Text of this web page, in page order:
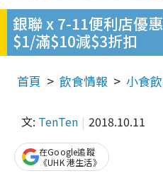
銀聯 x 7-11便利店優
$1/滿$10減$3折扣
首頁 飲食情報 小食
文: TenTen 2018.10.11
在Google追蹤
《UHK 港生活》